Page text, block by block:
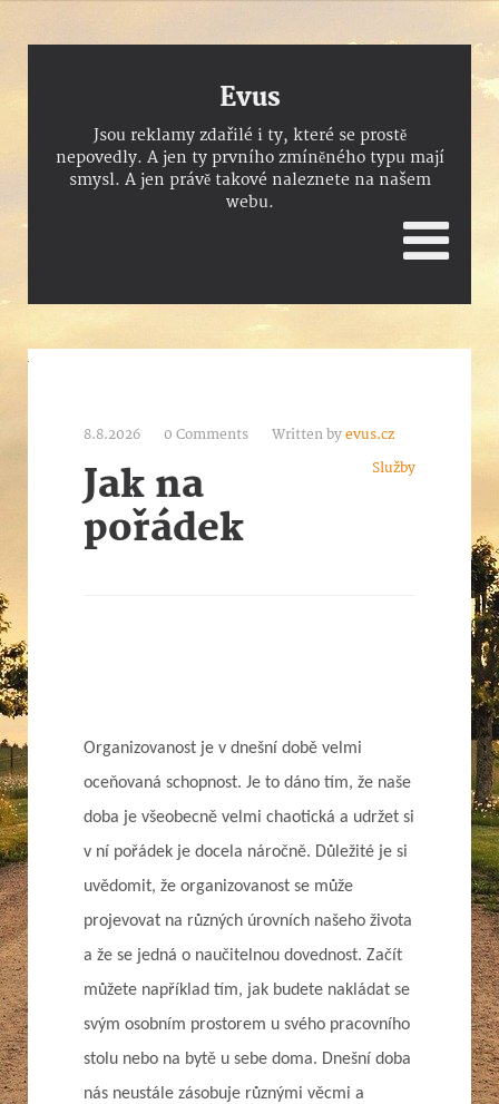
Evus
Jsou reklamy zdařilé i ty, které se prostě
nepovedly. A jen ty prvního zmíněného typu mají
smysl. A jen právě takové naleznete na našem
webu.
8.8.2026 0 Comments Written by evus.cz
Služby
Jak na
pořádek
Organizovanost je v dnešní době velmi
oceňovaná schopnost. Je to dáno tím, že naše
doba je všeobecně velmi chaotická a udržet si
v ní pořádek je docela náročně. Důležité je si
uvědomit, že organizovanost se může
projevovat na různých úrovních našeho života
a že se jedná o naučitelnou dovednost. Začít
můžete například tím, jak budete nakládat se
svým osobním prostorem u svého pracovního
stolu nebo na bytě u sebe doma. Dnešní doba
nás neustále zásobuje různými věcmi a